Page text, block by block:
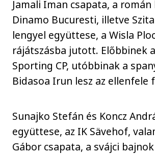
Jamali Iman csapata, a
Dinamo Bucuresti, illetve
lengyel együttese, a Wisla
rájátszásba jutott. Előbbinek
Sporting CP, utóbbinak a
Bidasoa Irun lesz az ellenfele
Sunajko Stefán és Koncz
együttese, az IK Sävehof,
Gábor csapata, a svájci